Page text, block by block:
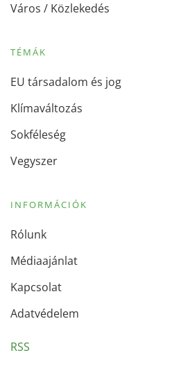
Város / Közlekedés
TÉMÁK
EU társadalom és jog
Klímaváltozás
Sokféleség
Vegyszer
INFORMÁCIÓK
Rólunk
Médiaajánlat
Kapcsolat
Adatvédelem
RSS